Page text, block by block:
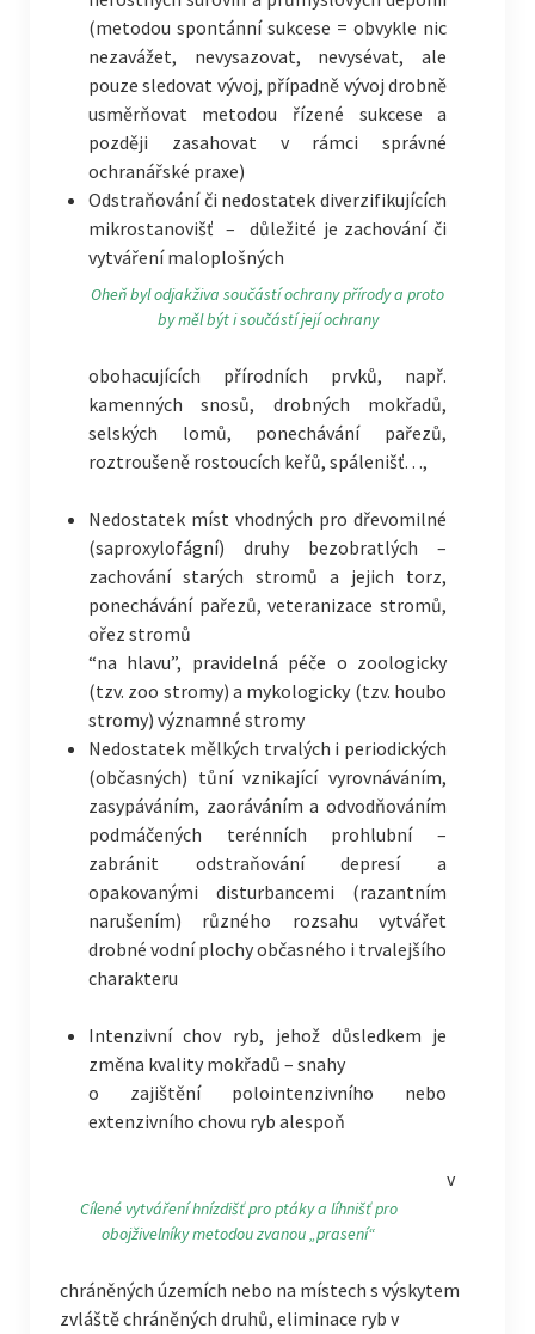
(metodou spontánní sukcese = obvykle nic
nezavážet, nevysazovat, nevysévat, ale
pouze sledovat vývoj, případně vývoj drobně
usměrňovat metodou řízené sukcese a
později zasahovat v rámci správné
ochranářské praxe)
Odstraňování či nedostatek diverzifikujících
mikrostanovišť – důležité je zachování či
vytváření maloplošných
Oheň byl odjakživa součástí ochrany přírody a proto
by měl být i součástí její ochrany
obohacujících přírodních prvků, např.
kamenných snosů, drobných mokřadů,
selských lomů, ponechávání pařezů,
roztroušeně rostoucích keřů, spálenišť…,
Nedostatek míst vhodných pro dřevomilné
(saproxylofágní) druhy bezobratlých –
zachování starých stromů a jejich torz,
ponechávání pařezů, veteranizace stromů,
ořez stromů
“na hlavu”, pravidelná péče o zoologicky
(tzv. zoo stromy) a mykologicky (tzv. houbo
stromy) významné stromy
Nedostatek mělkých trvalých i periodických
(občasných) tůní vznikající vyrovnáváním,
zasypáváním, zaoráváním a odvodňováním
podmáčených terénních prohlubní –
zabránit odstraňování depresí a
opakovanými disturbancemi (razantním
narušením) různého rozsahu vytvářet
drobné vodní plochy občasného i trvalejšího
charakteru
Intenzivní chov ryb, jehož důsledkem je
změna kvality mokřadů – snahy
o zajištění polointenzivního nebo
extenzivního chovu ryb alespoň
Cílené vytváření hnízdišť pro ptáky a líhnišť pro
obojživelníky metodou zvanou „prasení“
v
chráněných územích nebo na místech s výskytem
zvláště chráněných druhů, eliminace ryb v